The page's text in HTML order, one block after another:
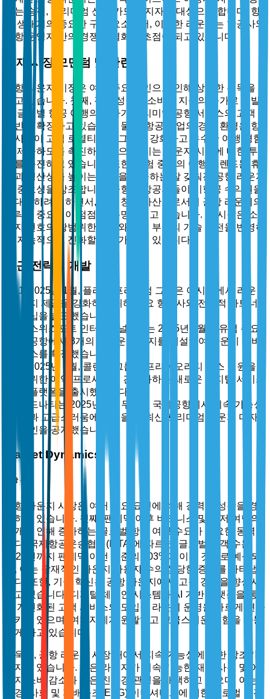
하는 승객, 프리미엄 신용 카드 소지자를 대상으로 합니다. 항
공 생태계의 중요한 구성 요소로서, 이러한 라운지는 항공사와
공항 운영자 간의 경쟁 차별화의 초점이 되고 있습니다.
현재 시장 모멘텀 및 관련성
공항 라운지 시장은 여러 주요 요인으로 인해 상당한 주목을
받고 있습니다. 첫째, 경제 성장과 소비자 지출의 증가로 촉발
된 글로벌 항공 여행의 증가가 프리미엄 공항 서비스의 고객
기반을 확장하고 있습니다. 둘째, 항공 산업의 경쟁 환경은 항
공사들이 고객 로열티 프로그램을 강화하고 우수한 여행 경험
을 제공하도록 촉진하고 있으며, 이는 라운지 시설에 대한 투
자를 촉진하고 있습니다. 또한, 경험 중심의 여행 트렌드는 휴
식과 생산성을 높이는 환경을 제공하는 잘 갖춰진 공항 라운지
의 중요성을 강조합니다. 공항과 항공사들이 비항공 수익원을
극대화하려고 하면서, 수익 창출 자산으로서의 공항 라운지의
전략적 중요성이 점점 더 분명해지고 있습니다. 이 시장은 소
비자 선호의 광범위한 변화와 여행 부문의 기술 발전을 반영하
여 지속적으로 진화할 준비가 되어 있습니다.
최근 전략적 개발
2025년 1월, 플라자 프리미엄 그룹은 아시아에서 라운
지 제공을 강화하기 위해 주요 항공사와 전략적 파트너
십을 발표했습니다.
스위스포트 인터내셔널 Ltd.는 2025년 3월에 유럽 주요
공항에서 3개의 새로운 라운지를 개설하여 라운지 서비
스를 확장했습니다.
2025년 6월, 콜린슨 그룹은 프라이오리티 패스 회원을
위한 예약 프로세스를 간소화하는 새로운 디지털 서비스
플랫폼을 출시했습니다.
드나타는 2025년 9월 두바이 국제공항에서 지속 가능성
과 고급스러움에 중점을 둔 최신 프리미엄 라운지 디자
인을 공개했습니다.
Market Dynamics
시장 동력
공항 라운지 시장은 여러 주요 요인에 의해 강력한 성장을 경
험하고 있습니다. 첫째, 팬데믹 이후 비즈니스 및 레저 여행의
재개로 인해 증가하는 글로벌 항공 여행 수요가 중요한 동력입
니다. 국제항공운송협회(IATA)에 따르면, 글로벌 승객 수는
2024년까지 팬데믹 이전 수준의 103%에 이를 것으로 예상되
며, 이는 잠재적인 라운지 사용자 수의 상당한 증가를 나타냅
니다. 또한, 기술 혁신은 공항 라운지에서 고객 경험을 향상시
키고 있습니다. 디지털 체크인 시스템과 AI 기반 플랫폼을 통
한 개인화된 고객 서비스의 도입은 라운지 운영을 빠르게 변화
시키고 있으며, 여행자에게 원활하고 고급스러운 경험을 가능
하게 하고 있습니다.
더욱이, 공항 라운지 시장 내에서 지속 가능성에 대한 강조가
커지고 있습니다. 많은 라운지가 지속 가능한 재료 사용 및 에
너지 소비 감소와 같은 친환경 관행을 채택하고 있으며, 이는
환경, 사회 및 지배구조(ESG) 이니셔티브에 대한 글로벌 추진